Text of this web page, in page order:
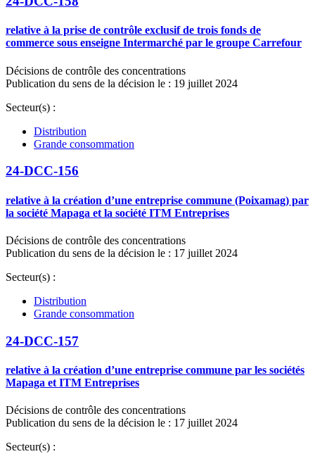
relative à la prise de contrôle exclusif de trois fonds de
commerce sous enseigne Intermarché par le groupe Carrefour
Décisions de contrôle des concentrations
Publication du sens de la décision le : 19 juillet 2024
Secteur(s) :
Distribution
Grande consommation
24-DCC-156
relative à la création d’une entreprise commune (Poixamag) par
la société Mapaga et la société ITM Entreprises
Décisions de contrôle des concentrations
Publication du sens de la décision le : 17 juillet 2024
Secteur(s) :
Distribution
Grande consommation
24-DCC-157
relative à la création d’une entreprise commune par les sociétés
Mapaga et ITM Entreprises
Décisions de contrôle des concentrations
Publication du sens de la décision le : 17 juillet 2024
Secteur(s) :